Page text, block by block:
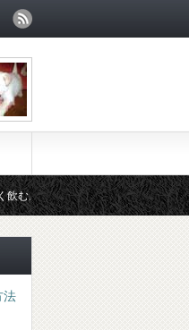
なったと相談されました。
法